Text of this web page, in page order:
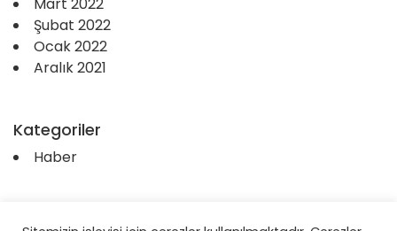
Şubat 2022
Ocak 2022
Aralık 2021
Kategoriler
Haber